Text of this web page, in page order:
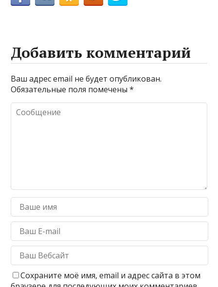
Добавить комментарий
Ваш адрес email не будет опубликован.
Обязательные поля помечены*
Сохраните моё имя, email и адрес сайта в этом